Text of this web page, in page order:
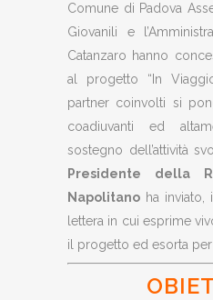
Comune di Padova
Giovanili e
Catanzaro hanno
al progetto “In
partner coinvolti si
coadiuvanti ed
sostegno dell’attività
Presidente della
Napolitano ha inviato,
lettera in cui esprime
il progetto ed esorta